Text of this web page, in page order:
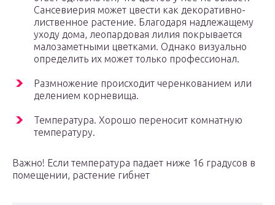
Сансевиерия может цвести как декоративно-
лиственное растение. Благодаря надлежащему
уходу дома, леопардовая лилия покрывается
малозаметными цветками. Однако визуально
определить их может только профессионал.
Размножение происходит черенкованием или
делением корневища.
Температура. Хорошо переносит комнатную
температуру.
Важно! Если температура падает ниже 16 градусов в
помещении, растение гибнет